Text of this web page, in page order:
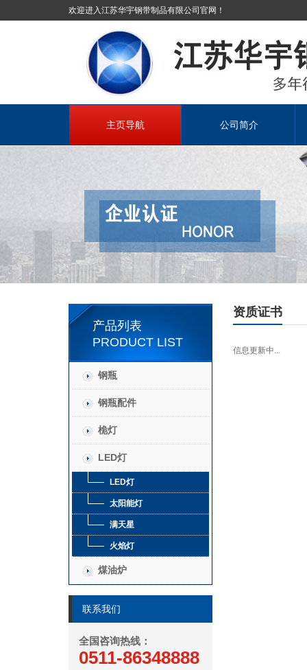
欢迎进入江苏华宇钢带制品有限公司官网！
主页导航 公司简介
产品列表
PRODUCT LIST
钢瓶
钢瓶配件
桅灯
LED灯
LED灯
太阳能灯
满天星
火焰灯
煤油炉
联系我们
全国咨询热线：
0511-86348888
资质证书
信息更新中...